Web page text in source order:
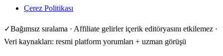
Çerez Politikası
✓Bağımsız sıralama · Affiliate gelirler içerik editöryasını etkilemez ·
Veri kaynakları: resmi platform yorumları + uzman görüşü